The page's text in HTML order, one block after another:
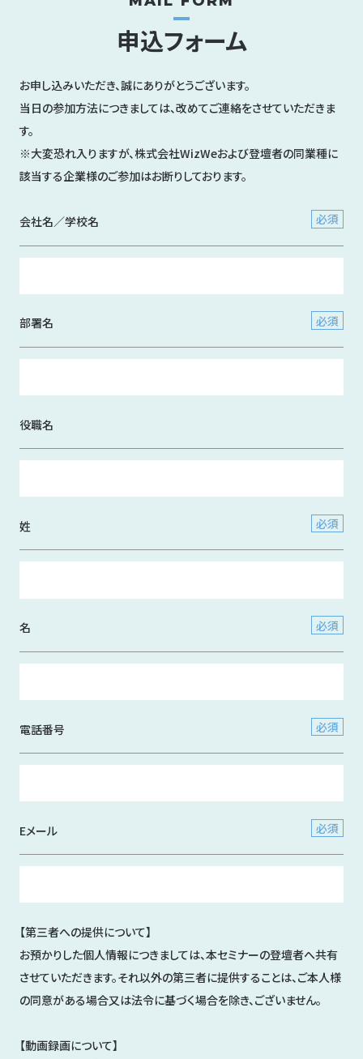
申込フォーム
お申し込みいただき、誠にありがとうございます。
当日の参加方法につきましては、改めてご連絡をさせていただきま
す。
※大変恐れ入りますが、株式会社WizWeおよび登壇者の同業種に
該当する企業様のご参加はお断りしております。
会社名／学校名
部署名
役職名
姓
名
電話番号
Eメール
【第三者への提供について】
お預かりした個人情報につきましては、本セミナーの登壇者へ共有
させていただきます。それ以外の第三者に提供することは、ご本人様
の同意がある場合又は法令に基づく場合を除き、ございません。
【動画録画について】